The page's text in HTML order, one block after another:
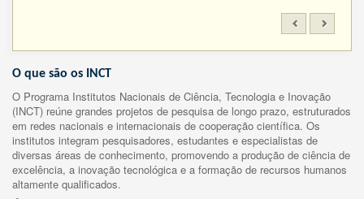
O que são os INCT
O Programa Institutos Nacionais de Ciência, Tecnologia e Inovação
(INCT) reúne grandes projetos de pesquisa de longo prazo, estruturados
em redes nacionais e internacionais de cooperação científica. Os
institutos integram pesquisadores, estudantes e especialistas de
diversas áreas de conhecimento, promovendo a produção de ciência de
excelência, a inovação tecnológica e a formação de recursos humanos
altamente qualificados.